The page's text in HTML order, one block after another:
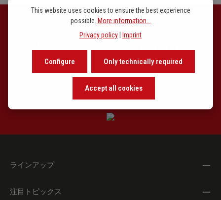
Sonata in D BWV 963
Allabreve in D BWV 589
Capriccio (in honorem Johann Christoph Bachii)
BWV 993
Pièce d’Orgue à 5 BWV 572 (inklusive
Pedal-Exercitium BWV 598 (im Anhang)
Fingersatz im Anhang)
Newsletter signup
Our newsletter keeps you on beat. Discover new releases,
learn about the background of music and become inspired with
ラインアップ
注目トピックス
This website uses cookies to ensure the best experience
possible. More information...
Privacy policy
Imprint
Only technically required
Configure
Accept all cookies